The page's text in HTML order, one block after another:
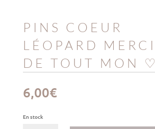
PINS COEUR
LÉOPARD MERCI
DE TOUT MON ♡
6,00€
En stock